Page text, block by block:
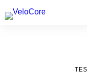
Agenturen &